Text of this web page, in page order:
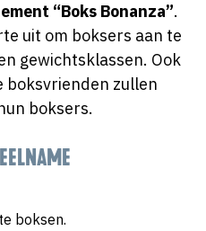
“Boks Bonanza”.
uit om boksers aan te
gewichtsklassen. Ook
boksvrienden zullen
boksers.
boksen.